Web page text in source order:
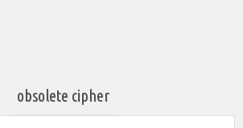
obsolete cipher